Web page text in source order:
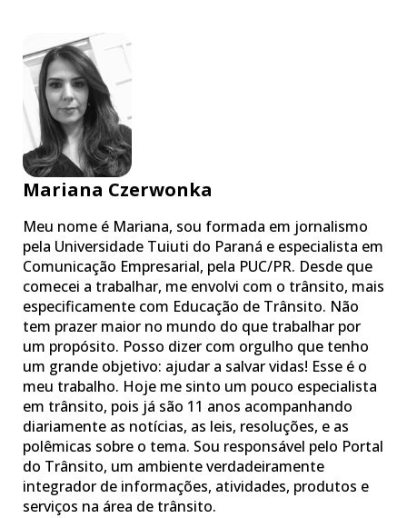
Mariana Czerwonka
Meu nome é Mariana, sou formada em jornalismo
pela Universidade Tuiuti do Paraná e especialista em
Comunicação Empresarial, pela PUC/PR. Desde que
comecei a trabalhar, me envolvi com o trânsito, mais
especificamente com Educação de Trânsito. Não
tem prazer maior no mundo do que trabalhar por
um propósito. Posso dizer com orgulho que tenho
um grande objetivo: ajudar a salvar vidas! Esse é o
meu trabalho. Hoje me sinto um pouco especialista
em trânsito, pois já são 11 anos acompanhando
diariamente as notícias, as leis, resoluções, e as
polêmicas sobre o tema. Sou responsável pelo Portal
do Trânsito, um ambiente verdadeiramente
integrador de informações, atividades, produtos e
serviços na área de trânsito.